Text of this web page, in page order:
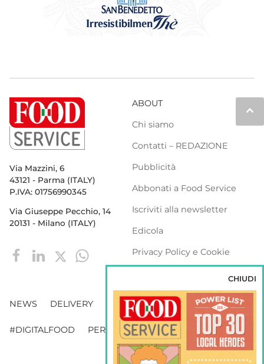
keyboard_arrow_up
Via Mazzini, 6
43121 - Parma (ITALY)
P.IVA: 01756990345
Via Giuseppe Pecchio, 14
20131 - Milano (ITALY)
ABOUT
Chi siamo
Contatti – REDAZIONE
Pubblicità
Abbonati a Food Service
Iscriviti alla newsletter
Edicola
Privacy Policy e Cookie
NEWS DELIVERY DISTRIBUZIONE
#DIGITALFOOD PERSONE WEBINAR VENDING
CHIUDI